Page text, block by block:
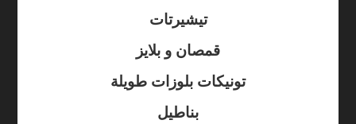
تيشيرتات
قمصان و بلايز
تونيكات بلوزات طويلة
بناطيل